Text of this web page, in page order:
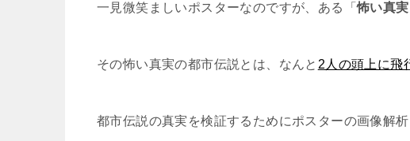
一見微笑ましいポスターなのですが、ある「怖い真実
その怖い真実の都市伝説とは、なんと 2人の頭上に飛
都市伝説の真実を検証するためにポスターの画像解